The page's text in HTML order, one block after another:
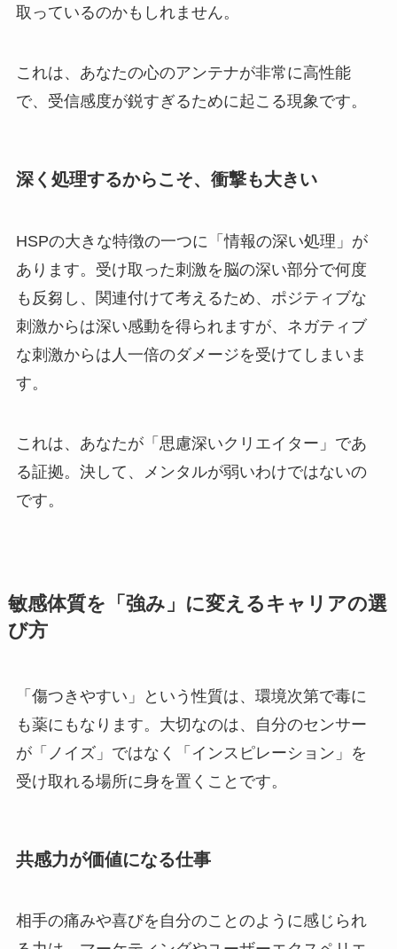
取っているのかもしれません。
これは、あなたの心のアンテナが非常に高性能
で、受信感度が鋭すぎるために起こる現象です。
深く処理するからこそ、衝撃も大きい
HSPの大きな特徴の一つに「情報の深い処理」が
あります。受け取った刺激を脳の深い部分で何度
も反芻し、関連付けて考えるため、ポジティブな
刺激からは深い感動を得られますが、ネガティブ
な刺激からは人一倍のダメージを受けてしまいま
す。
これは、あなたが「思慮深いクリエイター」であ
る証拠。決して、メンタルが弱いわけではないの
です。
敏感体質を「強み」に変えるキャリアの選
び方
「傷つきやすい」という性質は、環境次第で毒に
も薬にもなります。大切なのは、自分のセンサー
が「ノイズ」ではなく「インスピレーション」を
受け取れる場所に身を置くことです。
共感力が価値になる仕事
相手の痛みや喜びを自分のことのように感じられ